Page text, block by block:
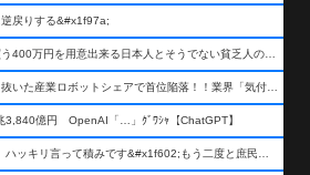
戻りする&#x1f97a;
【高市格差】キオクシア株を買う400万円を用意出来る日本人とそうでない貧乏人の差が超広まるって事よ
【悲報】ファナック、長年守り抜いた産業ロボットシェアで首位陥落！！業界「気付いたら一気に抜かれていた…」
3,840億円 OpenAI「…」ｸﾞﾜｼｬ【ChatGPT】
2025年までに家買ってない奴、ハッキリ言って積みです&#x1f602;もう二度と庶民が買える値段になりません&#x1f602;&#x1f602;&#x1f602;